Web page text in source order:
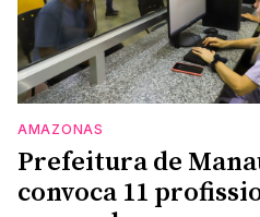
AMAZONAS
Prefeitura de
convoca 11